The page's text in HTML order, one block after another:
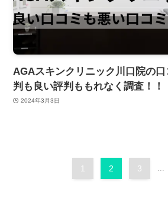
AGAスキンクリニック川口院の
判も良い評判ももれなく調査！！
2024年3月3日
1 2 3